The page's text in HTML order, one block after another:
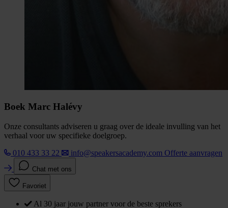
Boek Marc Halévy
Onze consultants adviseren u graag over de ideale invulling van het
verhaal voor uw specifieke doelgroep.
010 433 33 22
info@speakersacademy.com Offerte aanvragen
Chat met ons
Favoriet
Al 30 jaar jouw partner voor de beste sprekers